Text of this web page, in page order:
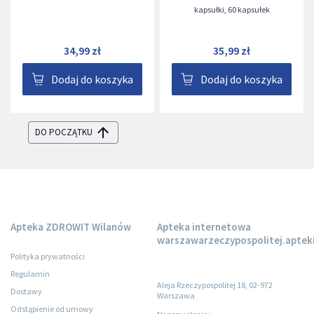
34,99 zł
Dodaj do koszyka
kapsułki 60 kapsułek
35,99 zł
Dodaj do koszyka
DO POCZĄTKU
Apteka ZDROWIT Wilanów
Polityka prywatności
Regulamin
Dostawy
Odstąpienie od umowy
Apteka internetowa
Aleja Rzeczypospolitej 18, 02-972
Warszawa